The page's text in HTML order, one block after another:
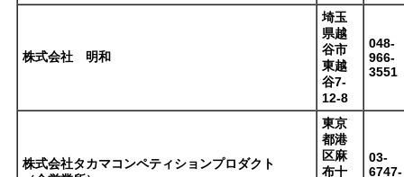
株式会社 明和
埼玉
県越
谷市
東越
谷7-
12-8
048-
966-
3551
株式会社タカマコンペティションプロダクト
東京
都港
区麻
布十
03-
6747-